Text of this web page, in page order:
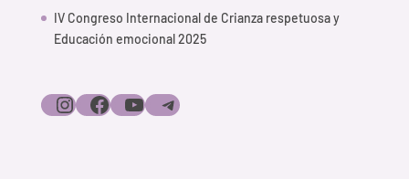
IV Congreso Internacional de Crianza respetuosa y
Educación emocional 2025
Instagram
Facebook
YouTubeTelegram